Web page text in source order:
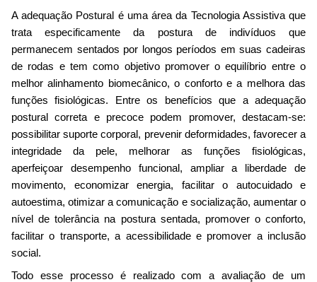
A adequação Postural é uma área da Tecnologia Assistiva que
trata especificamente da postura de indivíduos que
permanecem sentados por longos períodos em suas cadeiras
de rodas e tem como objetivo promover o equilíbrio entre o
melhor alinhamento biomecânico, o conforto e a melhora das
funções fisiológicas. Entre os benefícios que a adequação
postural correta e precoce podem promover, destacam-se:
possibilitar suporte corporal, prevenir deformidades, favorecer a
integridade da pele, melhorar as funções fisiológicas,
aperfeiçoar desempenho funcional, ampliar a liberdade de
movimento, economizar energia, facilitar o autocuidado e
autoestima, otimizar a comunicação e socialização, aumentar o
nível de tolerância na postura sentada, promover o conforto,
facilitar o transporte, a acessibilidade e promover a inclusão
social.
Todo esse processo é realizado com a avaliação de um